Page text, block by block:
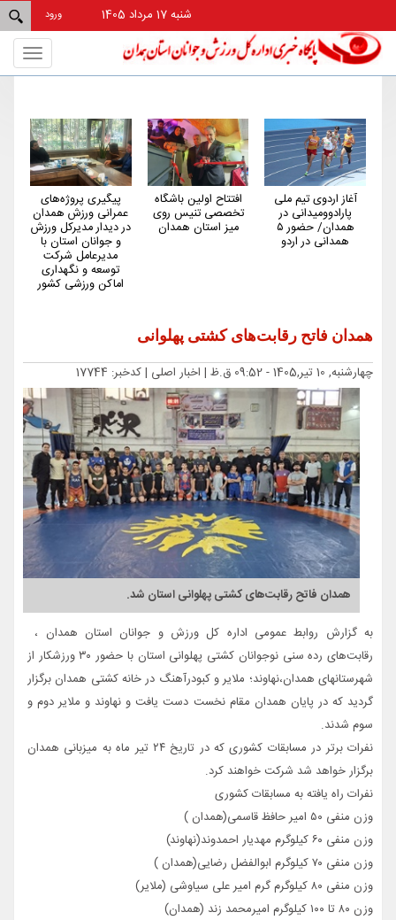
ورود
شنبه 17 مرداد 1405
آغاز اردوی تیم ملی
پارادوومیدانی در
همدان/ حضور ۵
همدانی در اردو
افتتاح اولین باشگاه
تخصصی تنیس روی
میز استان همدان
پیگیری پروژه‌های
عمرانی ورزش همدان
در دیدار مدیرکل ورزش
و جوانان استان با
مدیرعامل شرکت
توسعه و نگهداری
اماکن ورزشی کشور
همدان فاتح رقابت‌های کشتی پهلوانی
چهارشنبه, 10 تیر,1405 - 09:52 ق.ظ | اخبار اصلی | کدخبر: 17744
همدان فاتح رقابت‌های کشتی پهلوانی استان شد.
به گزارش روابط عمومی اداره کل ورزش و جوانان استان همدان ،
رقابت‌های رده سنی نوجوانان کشتی پهلوانی استان با حضور ۳۰ ورزشکار از
شهرستانهای همدان،نهاوند؛ ملایر و کبودرآهنگ در خانه کشتی همدان برگزار
گردید که در پایان همدان مقام نخست دست یافت و نهاوند و ملایر دوم و
سوم شدند.
نفرات برتر در مسابقات کشوری که در تاریخ ۲۴ تیر ماه به میزبانی همدان
برگزار خواهد شد شرکت خواهند کرد.
نفرات راه یافته به مسابقات کشوری
وزن منفی ۵۰ امیر حافظ قاسمی(همدان )
وزن منفی ۶۰ کیلوگرم مهدیار احمدوند(نهاوند)
وزن منفی ۷۰ کیلوگرم ابوالفضل رضایی(همدان )
وزن منفی ۸۰ کیلوگرم گرم امیر علی سیاوشی (ملایر)
وزن ۸۰ تا ۱۰۰ کیلوگرم امیرمحمد زند (همدان)